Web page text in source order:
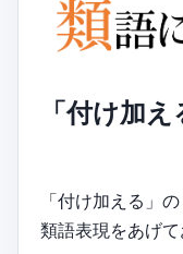
「付け加
「付け加える」の
類語表現をあげて